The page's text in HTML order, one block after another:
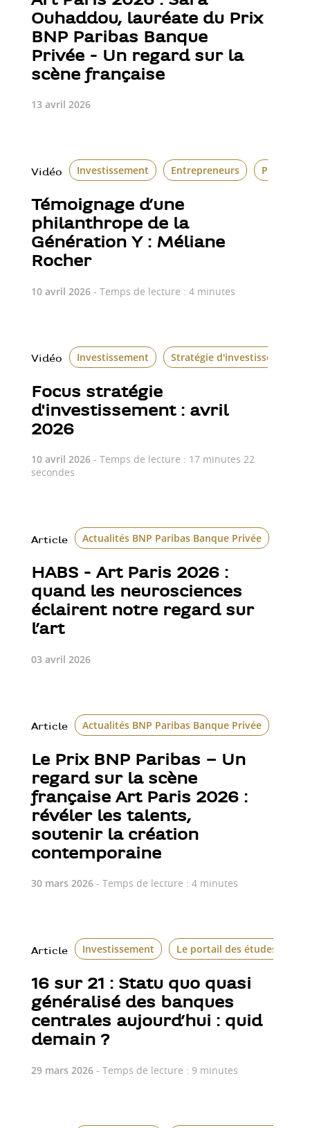
Ouhaddou, lauréate du Prix
BNP Paribas Banque
Privée - Un regard sur la
scène française
13 avril 2026
Vidéo Investissement Entrepreneurs
Témoignage d’une
philanthrope de la
Génération Y : Méliane
Rocher
10 avril 2026- Temps de lecture : 4 minutes
Vidéo Investissement Stratégie d'investissement
Focus stratégie
d'investissement : avril
2026
10 avril 2026- Temps de lecture : 17 minutes 22
secondes
Article Actualités BNP Paribas Banque Privée
HABS - Art Paris 2026 :
quand les neurosciences
éclairent notre regard sur
l’art
03 avril 2026
Article Actualités BNP Paribas Banque Privée
Le Prix BNP Paribas – Un
regard sur la scène
française Art Paris 2026 :
révéler les talents,
soutenir la création
contemporaine
30 mars 2026- Temps de lecture : 4 minutes
Article Investissement Le portail des études
16 sur 21 : Statu quo quasi
généralisé des banques
centrales aujourd’hui : quid
demain ?
29 mars 2026- Temps de lecture : 9 minutes